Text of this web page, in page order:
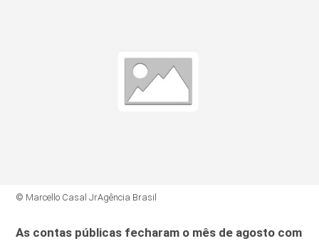
© Marcello Casal JrAgência Brasil
As contas públicas fecharam o mês de agosto com